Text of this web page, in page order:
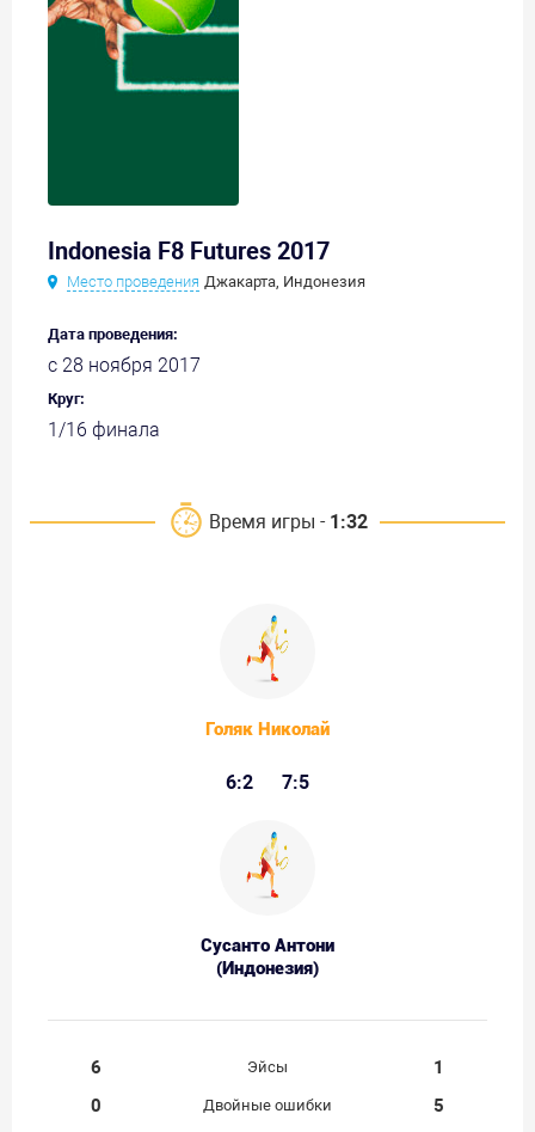
Indonesia F8 Futures 2017
Место проведения Джакарта, Индонезия
Дата проведения:
с 28 ноября 2017
Круг:
1/16 финала
Время игры - 1:32
Голяк Николай
6:2 7:5
Сусанто Антони
(Индонезия)
6 Эйсы
1
0
Двойные ошибки
5